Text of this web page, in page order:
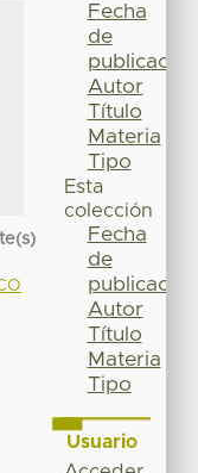
Fecha
de
publicación
Autor
Título
Materia
Tipo
Esta
colección
Fecha
de
publicación
Autor
Título
Materia
Tipo
Usuario